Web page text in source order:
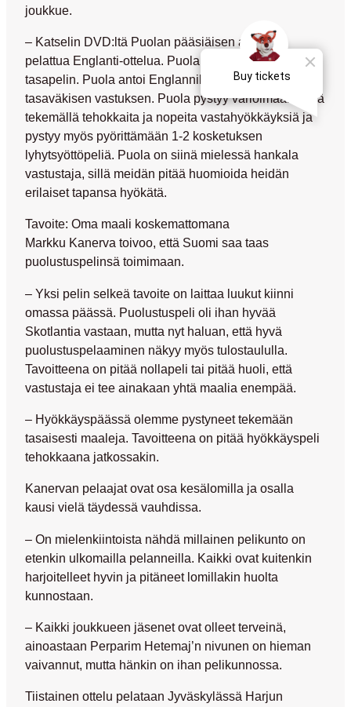
joukkue.
– Katselin DVD:ltä Puolan pääsiäisen aikoihin
pelattua Englanti-ottelua. Puola puristi vieraissa 0-0-
tasapelin. Puola antoi Englannille vähintään
tasaväkisen vastuksen. Puola pystyy varioimaan peliä
tekemällä tehokkaita ja nopeita vastahyökkäyksiä ja
pystyy myös pyörittämään 1-2 kosketuksen
lyhytsyöttöpeliä. Puola on siinä mielessä hankala
vastustaja, sillä meidän pitää huomioida heidän
erilaiset tapansa hyökätä.
Tavoite: Oma maali koskemattomana
Markku Kanerva toivoo, että Suomi saa taas
puolustuspelinsä toimimaan.
– Yksi pelin selkeä tavoite on laittaa luukut kiinni
omassa päässä. Puolustuspeli oli ihan hyvää
Skotlantia vastaan, mutta nyt haluan, että hyvä
puolustuspelaaminen näkyy myös tulostaululla.
Tavoitteena on pitää nollapeli tai pitää huoli, että
vastustaja ei tee ainakaan yhtä maalia enempää.
– Hyökkäyspäässä olemme pystyneet tekemään
tasaisesti maaleja. Tavoitteena on pitää hyökkäyspeli
tehokkaana jatkossakin.
Kanervan pelaajat ovat osa kesälomilla ja osalla
kausi vielä täydessä vauhdissa.
– On mielenkiintoista nähdä millainen pelikunto on
etenkin ulkomailla pelanneilla. Kaikki ovat kuitenkin
harjoitelleet hyvin ja pitäneet lomillakin huolta
kunnostaan.
– Kaikki joukkueen jäsenet ovat olleet terveinä,
ainoastaan Perparim Hetemaj’n nivunen on hieman
vaivannut, mutta hänkin on ihan pelikunnossa.
Tiistainen ottelu pelataan Jyväskylässä Harjun